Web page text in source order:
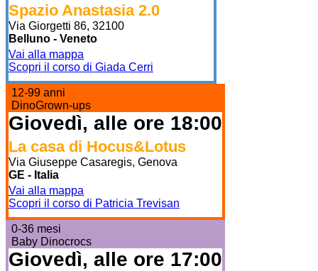
Spazio Anastasia 2.0
Via Giorgetti 86, 32100
Belluno - Veneto
Vai alla mappa
Scopri il corso di Giada Cerri
12-99 anni
DinoGrown-ups
Giovedì, alle ore 18:00
La casa di Hocus&Lotus
Via Giuseppe Casaregis, Genova
GE - Italia
Vai alla mappa
Scopri il corso di Patricia Trevisan
0-36 mesi
Baby Dinocrocs
Giovedì, alle ore 17:00